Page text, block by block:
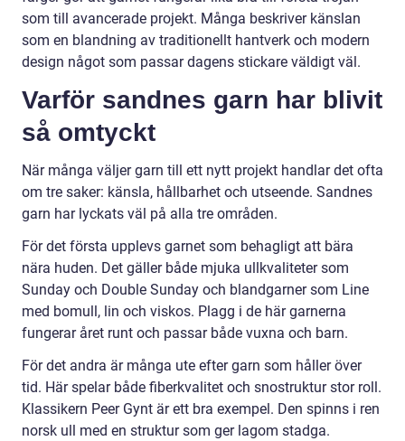
som till avancerade projekt. Många beskriver känslan
som en blandning av traditionellt hantverk och modern
design något som passar dagens stickare väldigt väl.
Varför sandnes garn har blivit
så omtyckt
När många väljer garn till ett nytt projekt handlar det ofta
om tre saker: känsla, hållbarhet och utseende. Sandnes
garn har lyckats väl på alla tre områden.
För det första upplevs garnet som behagligt att bära
nära huden. Det gäller både mjuka ullkvaliteter som
Sunday och Double Sunday och blandgarner som Line
med bomull, lin och viskos. Plagg i de här garnerna
fungerar året runt och passar både vuxna och barn.
För det andra är många ute efter garn som håller över
tid. Här spelar både fiberkvalitet och snostruktur stor roll.
Klassikern Peer Gynt är ett bra exempel. Den spinns i ren
norsk ull med en struktur som ger lagom stadga.